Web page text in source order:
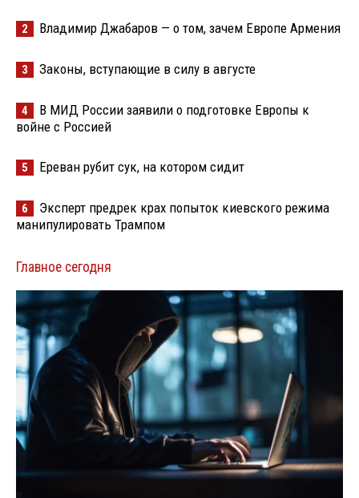
2 Владимир Джабаров — о том, зачем Европе Армения
3 Законы, вступающие в силу в августе
4
В МИД России заявили о подготовке Европы к
войне с Россией
5 Ереван рубит сук, на котором сидит
6
Эксперт предрек крах попыток киевского режима
манипулировать Трампом
Главное сегодня